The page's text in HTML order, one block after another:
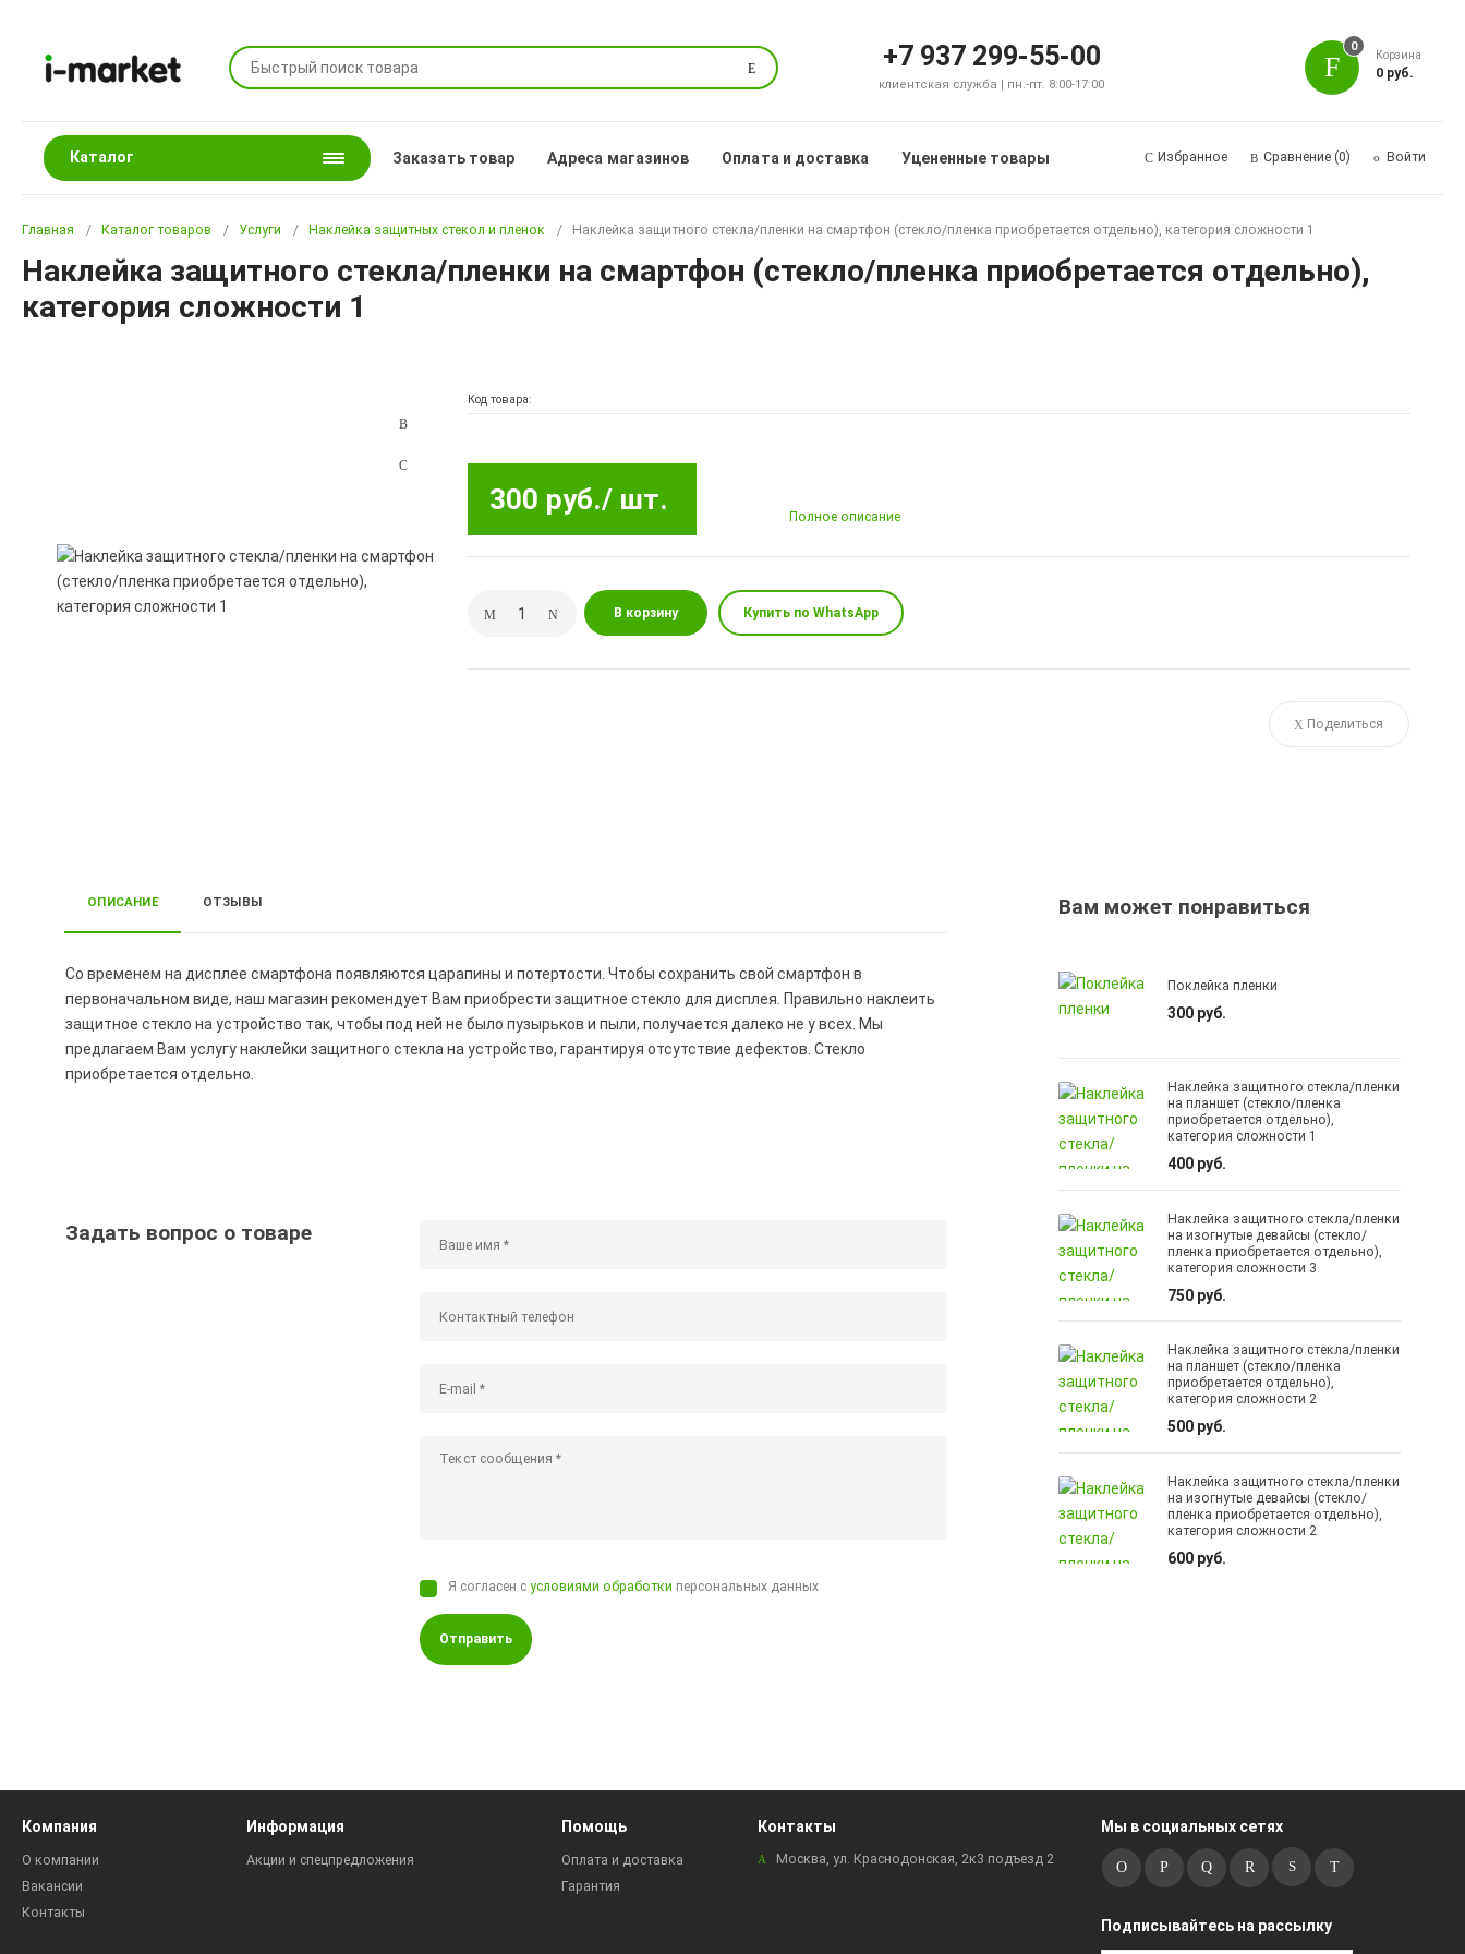
Поиск +7 937 299-55-00
клиентская служба | пн.-пт. 8:00-17:00
0
Корзина
0 руб.
Каталог Заказать товар Адреса магазинов Оплата и доставка Уцененные товары Избранное Сравнение (0) Войти
Главная Каталог товаров Услуги Наклейка защитных стекол и пленок Наклейка защитного стекла/пленки на смартфон (стекло/пленка приобретается отдельно), категория сложности 1
Наклейка защитного стекла/пленки на смартфон (стекло/пленка приобретается отдельно),
категория сложности 1
Код товара:
300 руб./ шт.
Полное описание
В корзину Купить по WhatsApp
Поделиться
ОПИСАНИЕ ОТЗЫВЫ
Со временем на дисплее смартфона появляются царапины и потертости. Чтобы сохранить свой смартфон в
первоначальном виде, наш магазин рекомендует Вам приобрести защитное стекло для дисплея. Правильно наклеить
защитное стекло на устройство так, чтобы под ней не было пузырьков и пыли, получается далеко не у всех. Мы
предлагаем Вам услугу наклейки защитного стекла на устройство, гарантируя отсутствие дефектов. Стекло
приобретается отдельно.
Задать вопрос о товаре
Я согласен сусловиями обработки персональных данных
Отправить
Вам может понравиться
Поклейка пленки
300 руб.
Наклейка защитного стекла/пленки
на планшет (стекло/пленка
приобретается отдельно),
категория сложности 1
400 руб.
Наклейка защитного стекла/пленки
на изогнутые девайсы (стекло/
пленка приобретается отдельно),
категория сложности 3
750 руб.
Наклейка защитного стекла/пленки
на планшет (стекло/пленка
приобретается отдельно),
категория сложности 2
500 руб.
Наклейка защитного стекла/пленки
на изогнутые девайсы (стекло/
пленка приобретается отдельно),
категория сложности 2
600 руб.
Компания
О компании
Вакансии
Контакты
Информация
Акции и спецпредложения
Помощь
Оплата и доставка
Гарантия
Контакты
Москва, ул. Краснодонская, 2к3 подъезд 2
Мы в социальных сетях
Подписывайтесь на рассылку